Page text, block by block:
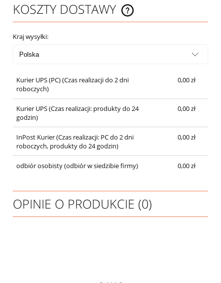
KOSZTY DOSTAWY
CENA NIE ZAWIERA EWENTUALNYCH KOSZTÓW PŁATNOŚCI
Kraj wysyłki:
Kurier UPS (PC)(Czas realizacji do 2 dni
roboczych)
0,00 zł
Kurier UPS(Czas realizacji: produkty do 24
godzin)
0,00 zł
InPost Kurier(Czas realizacji: PC do 2 dni
roboczych, produkty do 24 godzin)
0,00 zł
odbiór osobisty(odbiór w siedzibie firmy) 0,00 zł
OPINIE O PRODUKCIE (0)